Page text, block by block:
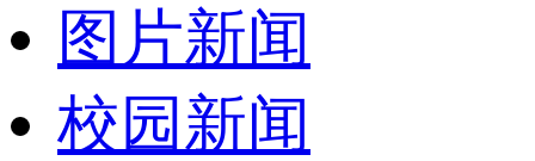
图片新闻
校园新闻